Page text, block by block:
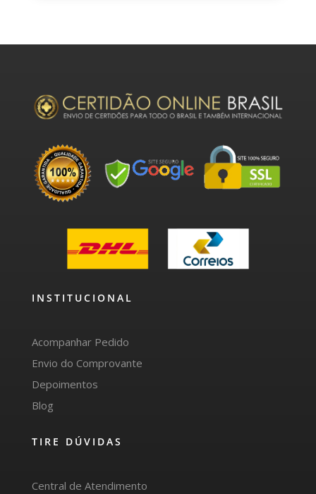
INSTITUCIONAL
Acompanhar Pedido
Envio do Comprovante
Depoimentos
Blog
TIRE DÚVIDAS
Central de Atendimento